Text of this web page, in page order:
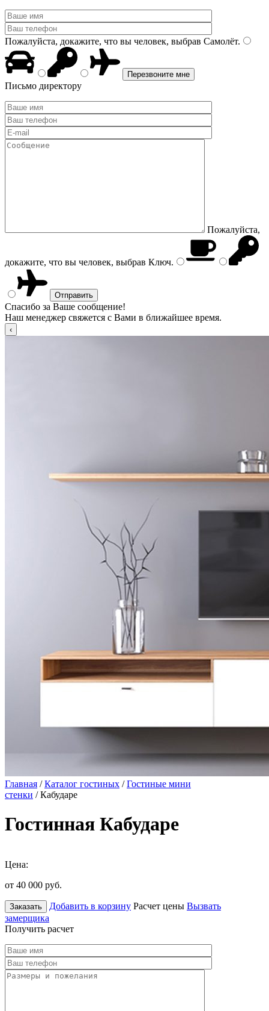
Пожалуйста, докажите, что вы человек, выбрав Самолёт.
Письмо директору
Пожалуйста,
докажите, что вы человек, выбрав Ключ.
Спасибо за Ваше сообщение!
Наш менеджер свяжется с Вами в ближайшее время.
Главная /Каталог гостиных /Гостиные мини
стенки / Кабударе
Гостинная Кабударе
Цена:
от 40 000 руб.
Заказать Добавить в корзину Расчет цены Вызвать
замерщика
Получить расчет